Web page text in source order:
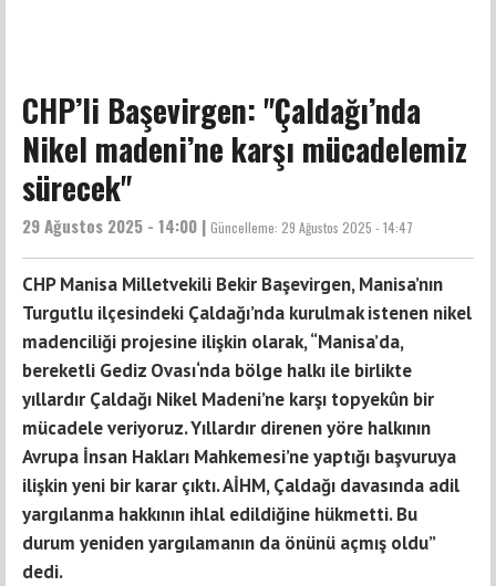
CHP’li Başevirgen: "Çaldağı’nda
Nikel madeni’ne karşı mücadelemiz
sürecek"
29 Ağustos 2025 - 14:00 | Güncelleme: 29 Ağustos 2025 - 14:47
CHP Manisa Milletvekili Bekir Başevirgen, Manisa’nın
Turgutlu ilçesindeki Çaldağı’nda kurulmak istenen nikel
madenciliği projesine ilişkin olarak, “Manisa’da,
bereketli Gediz Ovası‘nda bölge halkı ile birlikte
yıllardır Çaldağı Nikel Madeni’ne karşı topyekûn bir
mücadele veriyoruz. Yıllardır direnen yöre halkının
Avrupa İnsan Hakları Mahkemesi’ne yaptığı başvuruya
ilişkin yeni bir karar çıktı. AİHM, Çaldağı davasında adil
yargılanma hakkının ihlal edildiğine hükmetti. Bu
durum yeniden yargılamanın da önünü açmış oldu”
dedi.